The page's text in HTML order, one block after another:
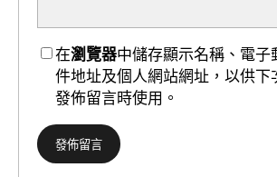
在瀏覽器中儲存顯示名稱、電子
件地址及個人網站網址，以供下
發佈留言時使用。